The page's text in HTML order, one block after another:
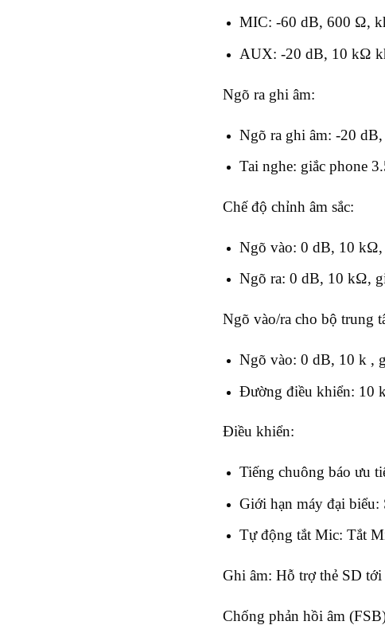
MIC: -60 dB, 600 Ω,
AUX: -20 dB, 10 kΩ
Ngõ ra ghi âm:
Ngõ ra ghi âm: -20
Tai nghe: giắc phone
Chế độ chỉnh âm sắc:
Ngõ vào: 0 dB, 10 kΩ,
Ngõ ra: 0 dB, 10 kΩ,
Ngõ vào/ra cho bộ
Ngõ vào: 0 dB, 10 k ,
Đường điều khiển: 10
Điều khiển:
Tiếng chuông báo ưu
Giới hạn máy đại biểu:
Tự động tắt Mic: Tắt
Ghi âm: Hỗ trợ thẻ SD
Chống phản hồi âm